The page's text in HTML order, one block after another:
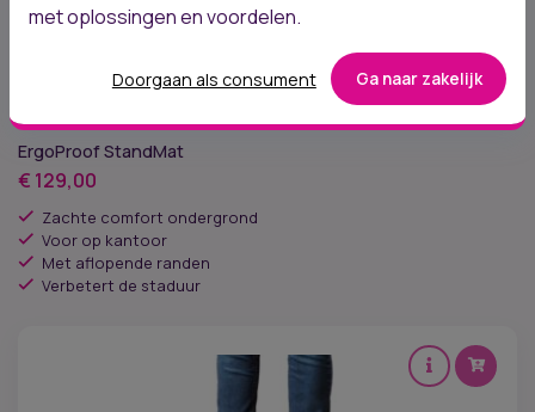
ErgoProof StandMat
€ 129,00
Zachte comfort ondergrond
Voor op kantoor
Met aflopende randen
Verbetert de staduur
met oplossingen en voordelen.
Doorgaan als consument Ga naar zakelijk